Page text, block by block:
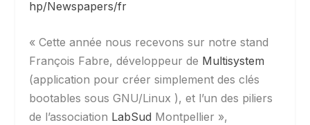
hp/Newspapers/fr
« Cette année nous recevons sur notre stand
François Fabre, développeur de Multisystem
(application pour créer simplement des clés
bootables sous GNU/Linux ), et l’un des piliers
de l’association LabSud Montpellier »,